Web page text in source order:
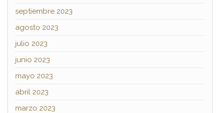
septiembre 2023
agosto 2023
julio 2023
junio 2023
mayo 2023
abril 2023
marzo 2023